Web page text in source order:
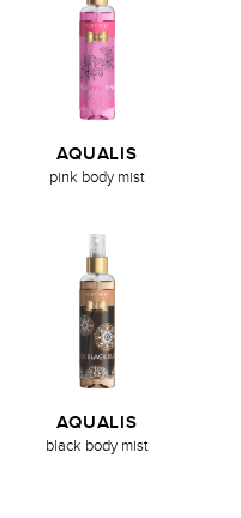
AQUALIS
pink body mist
AQUALIS
black body mist